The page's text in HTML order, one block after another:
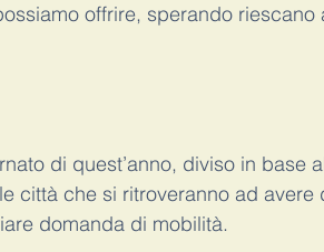
offrire, sperando
di quest’anno, diviso in base
città che si ritroveranno ad avere
domanda di mobilità.